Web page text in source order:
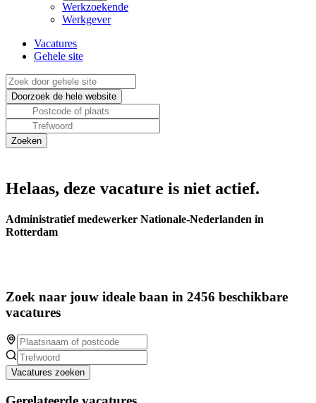
Werkzoekende
Werkgever
Vacatures
Gehele site
Helaas, deze vacature is niet actief.
Administratief medewerker Nationale-Nederlanden in
Rotterdam
Zoek naar jouw ideale baan in 2456 beschikbare
vacatures
Vacatures zoeken